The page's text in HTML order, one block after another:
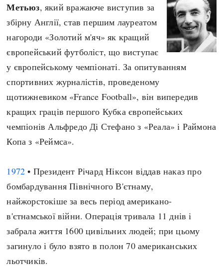
Метьюз, який вражаюче виступив за
збірну Англії, став першим лауреатом
нагороди «Золотий м'яч» як кращий
європейський футболіст, що виступає
у європейському чемпіонаті. За опитуванням
спортивних журналістів, проведеному
щотижневиком «France Football», він випередив
кращих граців першого Кубка європейських
чемпіонів Альфредо Ді Стефано з «Реала» і Раймона
Копа з «Реймса».
1972 • Президент Річард Ніксон віддав наказ про
бомбардування Північного В'єтнаму,
найжорстокіше за весь період американо-
в'єтнамської війни. Операція тривала 11 днів і
забрала життя 1600 цивільних людей; при цьому
загинуло і було взято в полон 70 американських
льотчиків.